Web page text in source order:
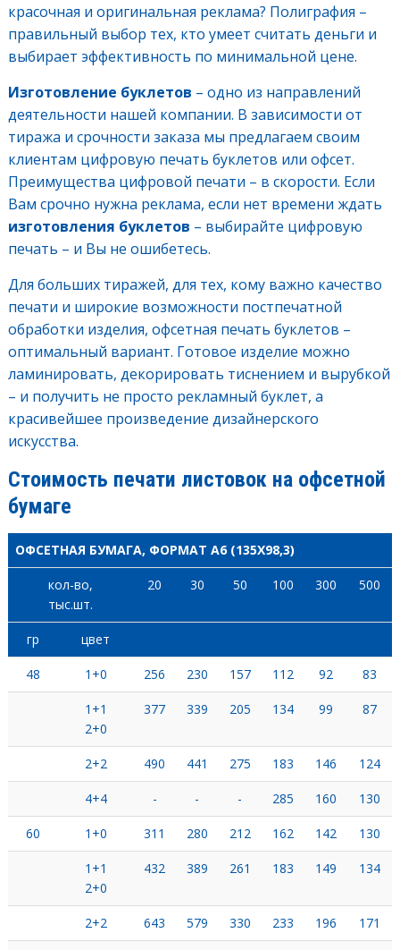
красочная и оригинальная реклама? Полиграфия –
правильный выбор тех, кто умеет считать деньги и
выбирает эффективность по минимальной цене.
Изготовление буклетов – одно из направлений
деятельности нашей компании. В зависимости от
тиража и срочности заказа мы предлагаем своим
клиентам цифровую печать буклетов или офсет.
Преимущества цифровой печати – в скорости. Если
Вам срочно нужна реклама, если нет времени ждать
изготовления буклетов – выбирайте цифровую
печать – и Вы не ошибетесь.
Для больших тиражей, для тех, кому важно качество
печати и широкие возможности постпечатной
обработки изделия, офсетная печать буклетов –
оптимальный вариант. Готовое изделие можно
ламинировать, декорировать тиснением и вырубкой
– и получить не просто рекламный буклет, а
красивейшее произведение дизайнерского
искусства.
Стоимость печати листовок на офсетной
бумаге
ОФСЕТНАЯ БУМАГА, ФОРМАТ А6 (135X98,3)
кол-во,
тыс.шт.
20 30 50 100 300 500
гр цвет
48 1+0 256 230 157 112 92 83
1+1
2+0
377 339 205 134 99 87
2+2 490 441 275 183 146 124
4+4 - - - 285 160 130
60 1+0 311 280 212 162 142 130
1+1
2+0
432 389 261 183 149 134
2+2 643 579 330 233 196 171